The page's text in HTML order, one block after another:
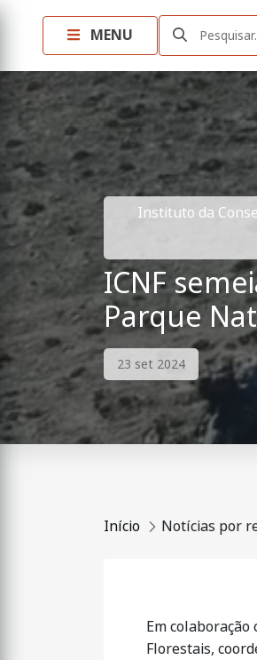
MENU
Instituto da
ICNF
Parque
23 set 2024
Início Notícias por
Em colaboração
Florestais,